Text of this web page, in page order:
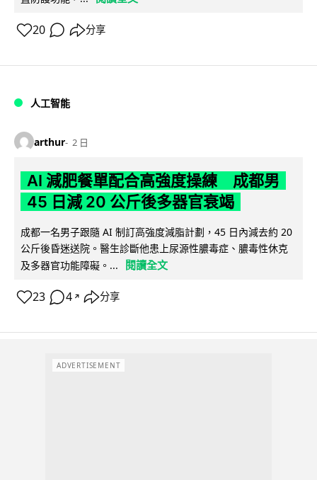
20 分享
人工智能
arthur 2 日
AI 減肥餐單配合高強度操練 成都男
45 日減 20 公斤後多器官衰竭
成都一名男子跟隨 AI 制訂高強度減脂計劃，45 日內減去約 20
公斤後昏迷送院。醫生診斷他患上尿源性膿毒症、膿毒性休克
及多器官功能障礙。...
閱讀全文
23 4 ↗ 分享
ADVERTISEMENT